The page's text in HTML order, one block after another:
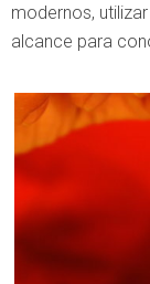
modernos,
alcance para